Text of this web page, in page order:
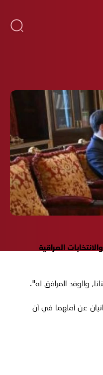
والانتخابات العراقية
عن أملهما في أن